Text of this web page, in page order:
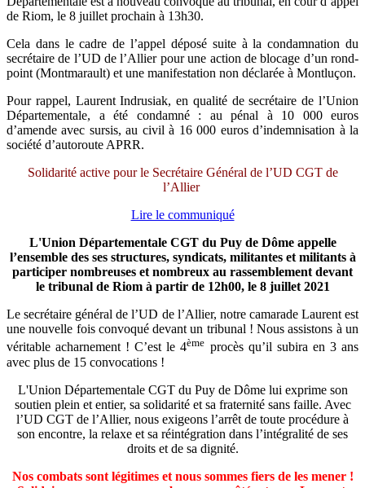
de Riom, le 8 juillet prochain à 13h30.
Cela dans le cadre de l’appel déposé suite à la condamnation du
secrétaire de l’UD de l’Allier pour une action de blocage d’un rond-
point (Montmarault) et une manifestation non déclarée à Montluçon.
Pour rappel, Laurent Indrusiak, en qualité de secrétaire de l’Union
Départementale, a été condamné : au pénal à 10 000 euros
d’amende avec sursis, au civil à 16 000 euros d’indemnisation à la
société d’autoroute APRR.
Solidarité active pour le Secrétaire Général de l’UD CGT de
l’Allier
Lire le communiqué
L'Union Départementale CGT du Puy de Dôme appelle
l’ensemble des ses structures, syndicats, militantes et militants à
participer nombreuses et nombreux au rassemblement devant
le tribunal de Riom à partir de 12h00, le 8 juillet 2021
Le secrétaire général de l’UD de l’Allier, notre camarade Laurent est
une nouvelle fois convoqué devant un tribunal ! Nous assistons à un
véritable acharnement ! C’est le 4ème procès qu’il subira en 3 ans
avec plus de 15 convocations !
L'Union Départementale CGT du Puy de Dôme lui exprime son
soutien plein et entier, sa solidarité et sa fraternité sans faille. Avec
l’UD CGT de l’Allier, nous exigeons l’arrêt de toute procédure à
son encontre, la relaxe et sa réintégration dans l’intégralité de ses
droits et de sa dignité.
Nos combats sont légitimes et nous sommes fiers de les mener !